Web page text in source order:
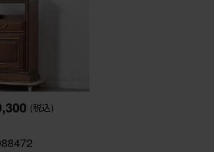
(税込)